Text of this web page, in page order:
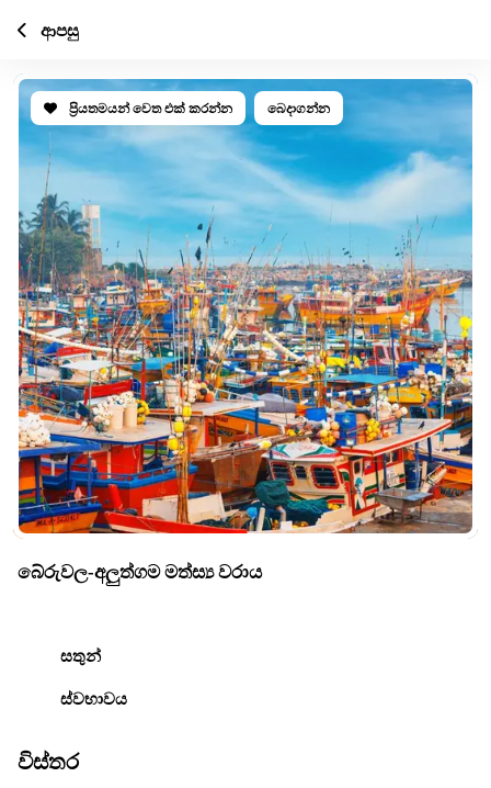
ප්‍රියතමයන් වෙත එක් කරන්න බෙදාගන්න
බේරුවල-අලුත්ගම මත්ස්‍ය වරාය
සතුන්
ස්වභාවය
විස්තර
ආපසු